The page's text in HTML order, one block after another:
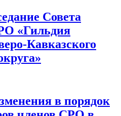
Совета
«Гильдия
Кавказского
в порядок